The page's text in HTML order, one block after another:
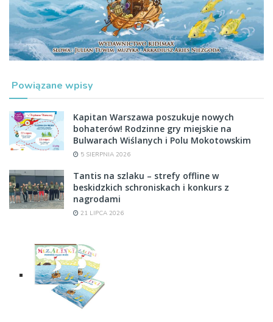
Powiązane wpisy
Kapitan Warszawa poszukuje nowych
bohaterów! Rodzinne gry miejskie na
Bulwarach Wiślanych i Polu Mokotowskim
5 SIERPNIA 2026
Tantis na szlaku – strefy offline w
beskidzkich schroniskach i konkurs z
nagrodami
21 LIPCA 2026